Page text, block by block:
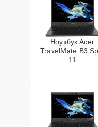
Ноутбук Acer
TravelMate B3
11